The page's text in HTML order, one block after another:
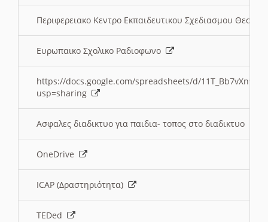
Περιφερειακο Κεντρο Εκπαιδευτικου Σχεδιασμου
Ευρωπαικο Σχολικο Ραδιοφωνο
https://docs.google.com/spreadsheets/d/
usp=sharing
Ασφαλες διαδικτυο για παιδια- τοπος στο διαδικτυο
OneDrive
ICAP (Δραστηριότητα)
TEDed